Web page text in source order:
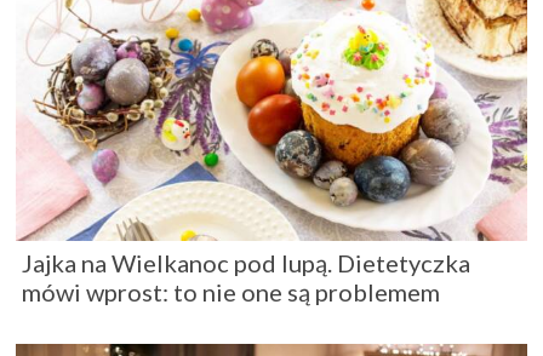
Jajka na Wielkanoc pod lupą. Dietetyczka
mówi wprost: to nie one są problemem